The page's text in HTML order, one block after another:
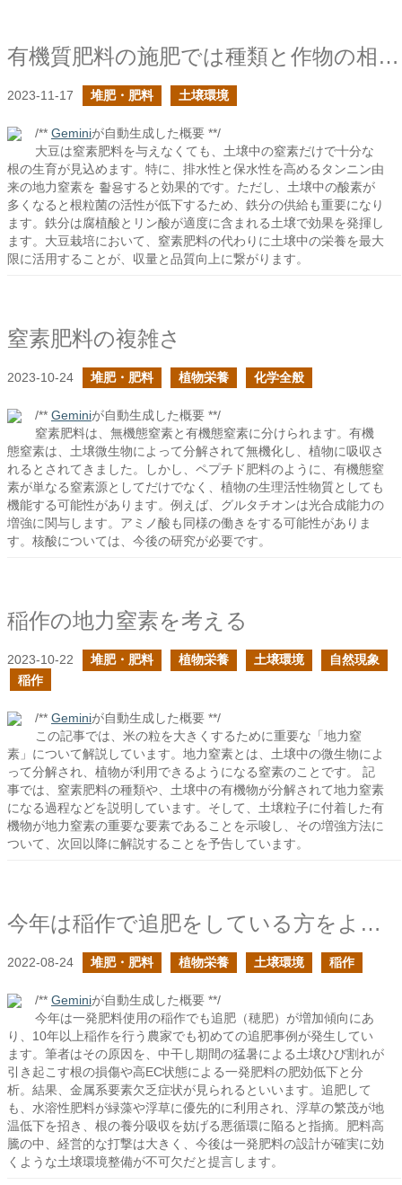
有機質肥料の施肥では種類と作物の相性に注意すべきの続き
2023-11-17 堆肥・肥料 土壌環境
/** Geminiが自動生成した概要 **/
大豆は窒素肥料を与えなくても、土壌中の窒素だけで十分な
根の生育が見込めます。特に、排水性と保水性を高めるタンニン由
来の地力窒素を 활용すると効果的です。ただし、土壌中の酸素が
多くなると根粒菌の活性が低下するため、鉄分の供給も重要になり
ます。鉄分は腐植酸とリン酸が適度に含まれる土壌で効果を発揮し
ます。大豆栽培において、窒素肥料の代わりに土壌中の栄養を最大
限に活用することが、収量と品質向上に繋がります。
窒素肥料の複雑さ
2023-10-24 堆肥・肥料 植物栄養 化学全般
/** Geminiが自動生成した概要 **/
窒素肥料は、無機態窒素と有機態窒素に分けられます。有機
態窒素は、土壌微生物によって分解されて無機化し、植物に吸収さ
れるとされてきました。しかし、ペプチド肥料のように、有機態窒
素が単なる窒素源としてだけでなく、植物の生理活性物質としても
機能する可能性があります。例えば、グルタチオンは光合成能力の
増強に関与します。アミノ酸も同様の働きをする可能性がありま
す。核酸については、今後の研究が必要です。
稲作の地力窒素を考える
2023-10-22 堆肥・肥料 植物栄養 土壌環境
自然現象
稲作
/** Geminiが自動生成した概要 **/
この記事では、米の粒を大きくするために重要な「地力窒
素」について解説しています。地力窒素とは、土壌中の微生物によ
って分解され、植物が利用できるようになる窒素のことです。 記
事では、窒素肥料の種類や、土壌中の有機物が分解されて地力窒素
になる過程などを説明しています。そして、土壌粒子に付着した有
機物が地力窒素の重要な要素であることを示唆し、その増強方法に
ついて、次回以降に解説することを予告しています。
今年は稲作で追肥をしている方をよく見かけるの続き
2022-08-24 堆肥・肥料 植物栄養 土壌環境 稲作
/** Geminiが自動生成した概要 **/
今年は一発肥料使用の稲作でも追肥（穂肥）が増加傾向にあ
り、10年以上稲作を行う農家でも初めての追肥事例が発生してい
ます。筆者はその原因を、中干し期間の猛暑による土壌ひび割れが
引き起こす根の損傷や高EC状態による一発肥料の肥効低下と分
析。結果、金属系要素欠乏症状が見られるといいます。追肥して
も、水溶性肥料が緑藻や浮草に優先的に利用され、浮草の繁茂が地
温低下を招き、根の養分吸収を妨げる悪循環に陥ると指摘。肥料高
騰の中、経営的な打撃は大きく、今後は一発肥料の設計が確実に効
くような土壌環境整備が不可欠だと提言します。